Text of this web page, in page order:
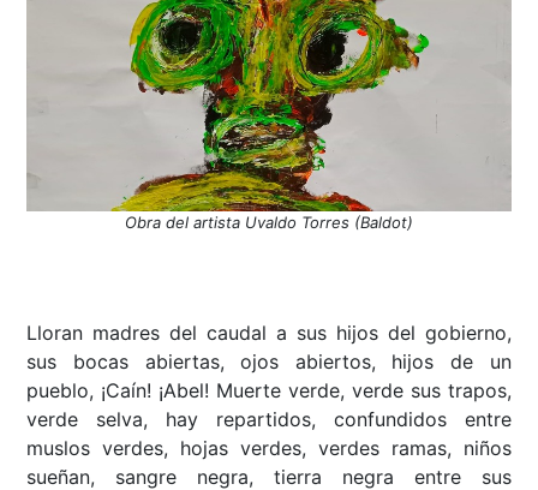
Obra del artista Uvaldo Torres (Baldot)
Lloran madres del caudal a sus hijos del gobierno,
sus bocas abiertas, ojos abiertos, hijos de un
pueblo, ¡Caín! ¡Abel! Muerte verde, verde sus trapos,
verde selva, hay repartidos, confundidos entre
muslos verdes, hojas verdes, verdes ramas, niños
sueñan, sangre negra, tierra negra entre sus